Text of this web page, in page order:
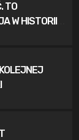
TO
W HISTORII